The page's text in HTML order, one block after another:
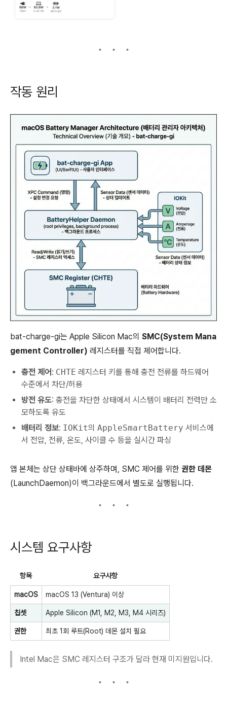
작동 원리
bat-charge-gi는 Apple Silicon Mac의 SMC(System Mana
gement Controller) 레지스터를 직접 제어합니다.
충전 제어 : CHTE 레지스터 키를 통해 충전 전류를 하드웨어
수준에서 차단/허용
방전 유도: 충전을 차단한 상태에서 시스템이 배터리 전력만 소
모하도록 유도
배터리 정보: IOKit의 AppleSmartBattery 서비스에
서 전압, 전류, 온도, 사이클 수 등을 실시간 파싱
앱 본체는 상단 상태바에 상주하며, SMC 제어를 위한 권한 데몬
(LaunchDaemon)이 백그라운드에서 별도로 실행됩니다.
시스템 요구사항
항목 요구사항
macOS macOS 13 (Ventura) 이상
칩셋 Apple Silicon (M1, M2, M3, M4 시리즈)
권한 최초 1회 루트(Root) 데몬 설치 필요
Intel Mac은 SMC 레지스터 구조가 달라 현재 미지원입니다.